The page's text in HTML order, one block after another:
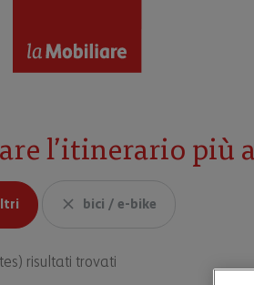
l’itinerario più
bici / e-bike
risultati trovati